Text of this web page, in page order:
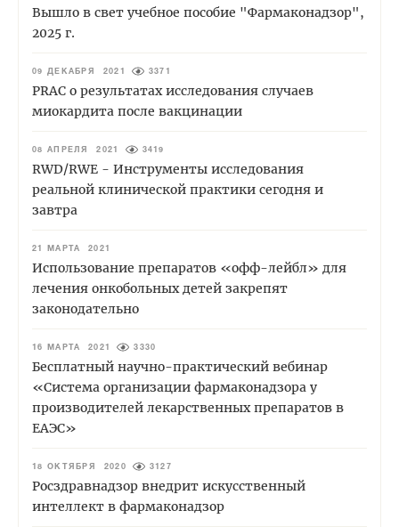
Вышло в свет учебное пособие "Фармаконадзор",
2025 г.
09 ДЕКАБРЯ 2021 3371
PRAC о результатах исследования случаев
миокардита после вакцинации
08 АПРЕЛЯ 2021 3419
RWD/RWE - Инструменты исследования
реальной клинической практики сегодня и
завтра
21 МАРТА 2021
Использование препаратов «офф-лейбл» для
лечения онкобольных детей закрепят
законодательно
16 МАРТА 2021 3330
Бесплатный научно-практический вебинар
«Система организации фармаконадзора у
производителей лекарственных препаратов в
ЕАЭС»
18 ОКТЯБРЯ 2020 3127
Росздравнадзор внедрит искусственный
интеллект в фармаконадзор